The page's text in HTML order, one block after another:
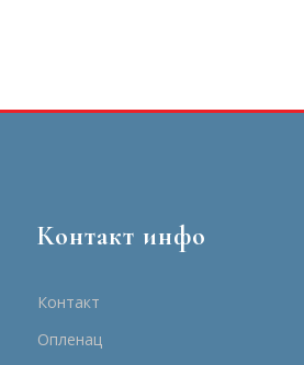
Контакт инфо
Контакт
Опленац